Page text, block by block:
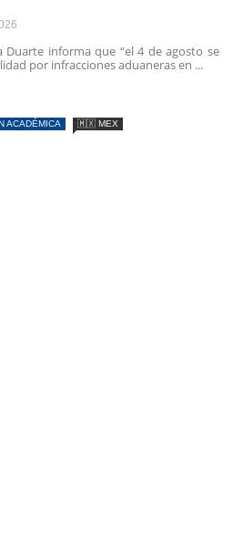
Duarte informa que “el 4 de agosto se
por infracciones aduaneras en ...
ACADÉMICA 🇲🇽 MEX